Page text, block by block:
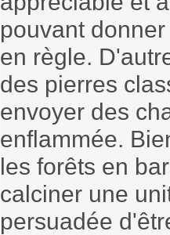
pouvant
en règle.
des pierres
envoyer des
enflammée.
les forêts en
calciner une
persuadée